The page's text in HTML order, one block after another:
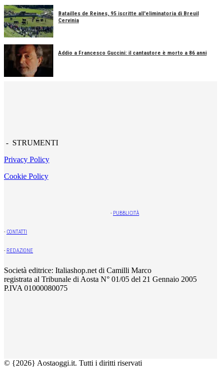
Batailles de Reines, 95 iscritte all'eliminatoria di Breuil
Cervinia
Addio a Francesco Guccini: il cantautore è morto a 86 anni
- STRUMENTI
Privacy Policy
Cookie Policy
- PUBBLICITÀ
- CONTATTI
- REDAZIONE
Società editrice: Italiashop.net di Camilli Marco
registrata al Tribunale di Aosta N° 01/05 del 21 Gennaio 2005
P.IVA 01000080075
© {2026} Aostaoggi.it. Tutti i diritti riservati